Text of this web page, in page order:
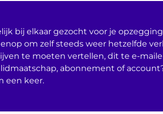
bij elkaar gezocht voor je
om zelf steeds weer hetzelfde
te moeten vertellen, dit te e-
abonnement of
een keer.